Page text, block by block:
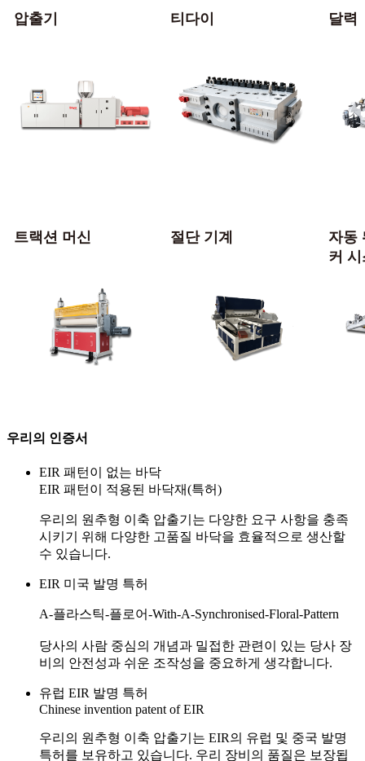
압출기 티다이 달력
트랙션 머신 절단 기계
자동
커
우리의 인증서
EIR 패턴이 없는 바닥
EIR 패턴이 적용된 바닥재(특허)
우리의 원추형 이축 압출기는 다양한 요구 사항을 충족
시키기 위해 다양한 고품질 바닥을 효율적으로 생산할
수 있습니다.
EIR 미국 발명 특허
A-플라스틱-플로어-With-A-Synchronised-Floral-Pattern
당사의 사람 중심의 개념과 밀접한 관련이 있는 당사 장
비의 안전성과 쉬운 조작성을 중요하게 생각합니다.
유럽 EIR 발명 특허
Chinese invention patent of EIR
우리의 원추형 이축 압출기는 EIR의 유럽 및 중국 발명
특허를 보유하고 있습니다. 우리 장비의 품질은 보장됩